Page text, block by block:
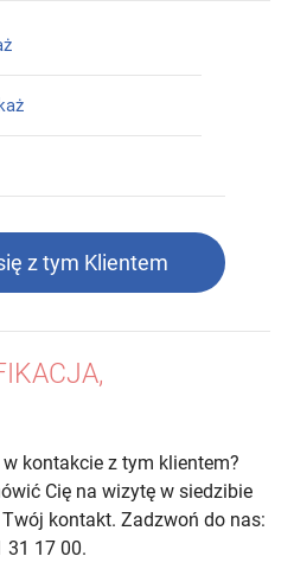
z tym Klientem
kontakcie z tym klientem?
Cię na wizytę w siedzibie
kontakt. Zadzwoń do nas:
31 17 00.